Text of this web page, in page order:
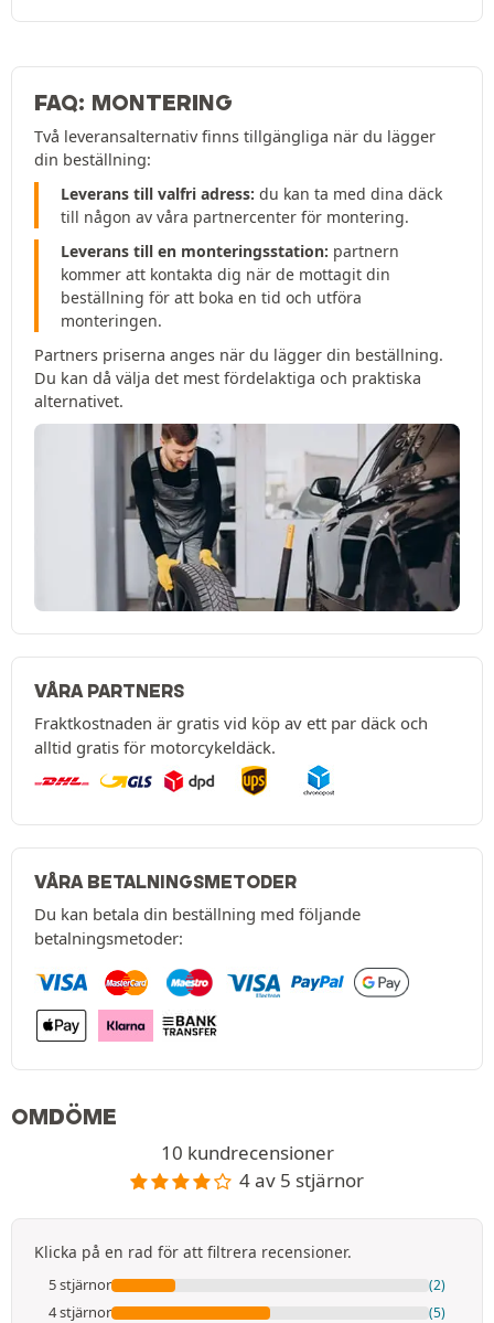
FAQ: MONTERING
Två leveransalternativ finns tillgängliga när du lägger
din beställning:
Leverans till valfri adress: du kan ta med dina däck
till någon av våra partnercenter för montering.
Leverans till en monteringsstation: partnern
kommer att kontakta dig när de mottagit din
beställning för att boka en tid och utföra
monteringen.
Partners priserna anges när du lägger din beställning.
Du kan då välja det mest fördelaktiga och praktiska
alternativet.
VÅRA PARTNERS
Fraktkostnaden är gratis vid köp av ett par däck och
alltid gratis för motorcykeldäck.
VÅRA BETALNINGSMETODER
Du kan betala din beställning med följande
betalningsmetoder:
OMDÖME
10 kundrecensioner
4 av 5 stjärnor
Klicka på en rad för att filtrera recensioner.
5 stjärnor (2)
4 stjärnor (5)